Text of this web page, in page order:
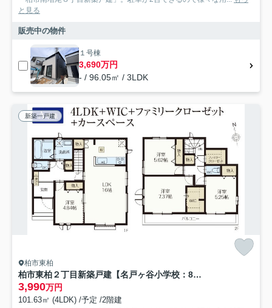
と見る
販売中の物件
１号棟
3,690万円
- / 96.05㎡ / 3LDK
新築一戸建
柏市東柏
柏市東柏２丁目新築戸建【名戸ヶ谷小学校：8分】
3,990万円
101.63㎡ (4LDK) /予定 /2階建